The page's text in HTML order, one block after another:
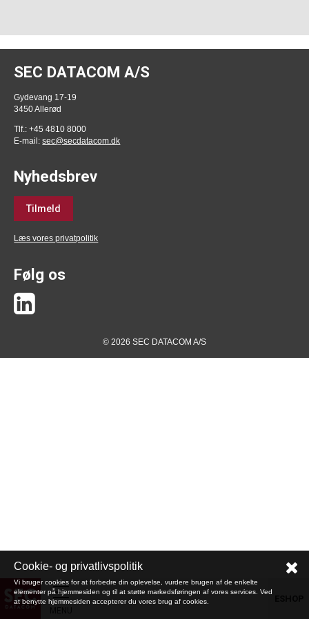
SEC DATACOM A/S
Gydevang 17-19
3450 Allerød
Tlf.: +45 4810 8000
E-mail:sec@secdatacom.dk
Nyhedsbrev
Tilmeld
Læs vores privatpolitik
Følg os
© 2026 SEC DATACOM A/S
Cookie- og privatlivspolitik
Vi bruger cookies for at forbedre din oplevelse, vurdere brugen af de enkelte
elementer på hjemmesiden og til at støtte markedsføringen af vores services. Ved
at benytte hjemmesiden accepterer du vores brug af cookies.